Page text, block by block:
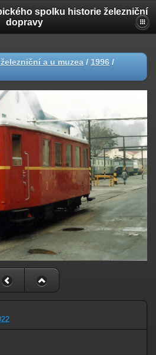
spolku historie železniční
dopravy
a u muzea / 1996 /